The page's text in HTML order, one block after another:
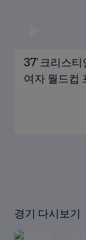
37' 크리스티
여자 월드컵
경기 다시보기